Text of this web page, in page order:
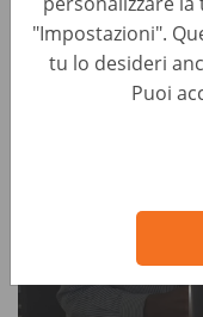
"Impostazioni".
tu lo desideri
Puoi